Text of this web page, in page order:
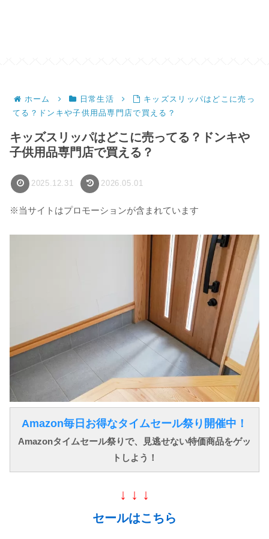
ホーム 日常生活
キッズスリッパはどこに売っ
てる？ドンキや子供用品専門店で買える？
キッズスリッパはどこに売ってる？ドンキや
子供用品専門店で買える？
2025.12.31 2026.05.01
※当サイトはプロモーションが含まれています
Amazon毎日お得なタイムセール祭り開催中！
Amazonタイムセール祭りで、見逃せない特価商品をゲッ
トしよう！
↓ ↓ ↓
セールはこちら